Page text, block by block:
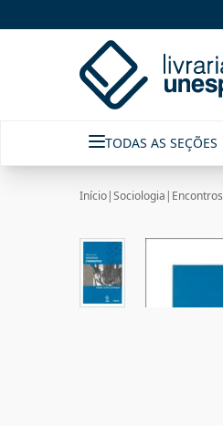
TODAS AS SEÇÕES
Início|Sociologia |